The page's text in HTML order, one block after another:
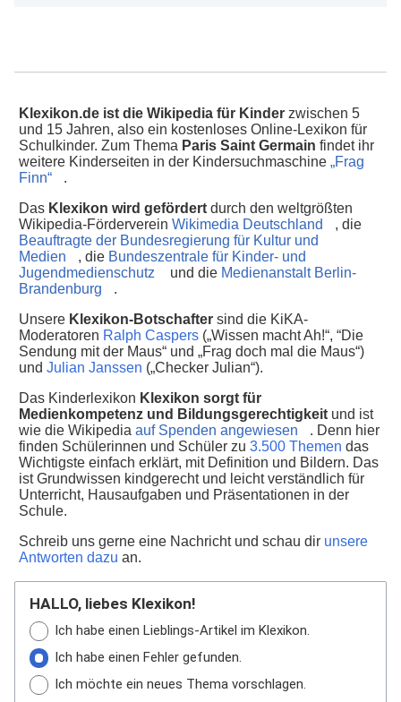
Klexikon.de ist die Wikipedia für Kinder zwischen 5
und 15 Jahren, also ein kostenloses Online-Lexikon für
Schulkinder. Zum Thema Paris Saint Germain findet ihr
weitere Kinderseiten in der Kindersuchmaschine „Frag
Finn“
.
Das Klexikon wird gefördert durch den weltgrößten
Wikipedia-Förderverein Wikimedia Deutschland
, die
Beauftragte der Bundesregierung für Kultur und
Medien
, die Bundeszentrale für Kinder- und
Jugendmedienschutz
und die Medienanstalt Berlin-
Brandenburg
.
Unsere Klexikon-Botschafter sind die KiKA-
Moderatoren Ralph Caspers („Wissen macht Ah!“, “Die
Sendung mit der Maus“ und „Frag doch mal die Maus“)
und Julian Janssen („Checker Julian“).
Das Kinderlexikon Klexikon sorgt für
Medienkompetenz und Bildungsgerechtigkeit und ist
wie die Wikipedia auf Spenden angewiesen
. Denn hier
finden Schülerinnen und Schüler zu 3.500 Themen das
Wichtigste einfach erklärt, mit Definition und Bildern. Das
ist Grundwissen kindgerecht und leicht verständlich für
Unterricht, Hausaufgaben und Präsentationen in der
Schule.
Schreib uns gerne eine Nachricht und schau dir unsere
Antworten dazu an.
HALLO, liebes Klexikon!
Ich habe einen Lieblings-Artikel im Klexikon.
Ich habe einen Fehler gefunden.
Ich möchte ein neues Thema vorschlagen.